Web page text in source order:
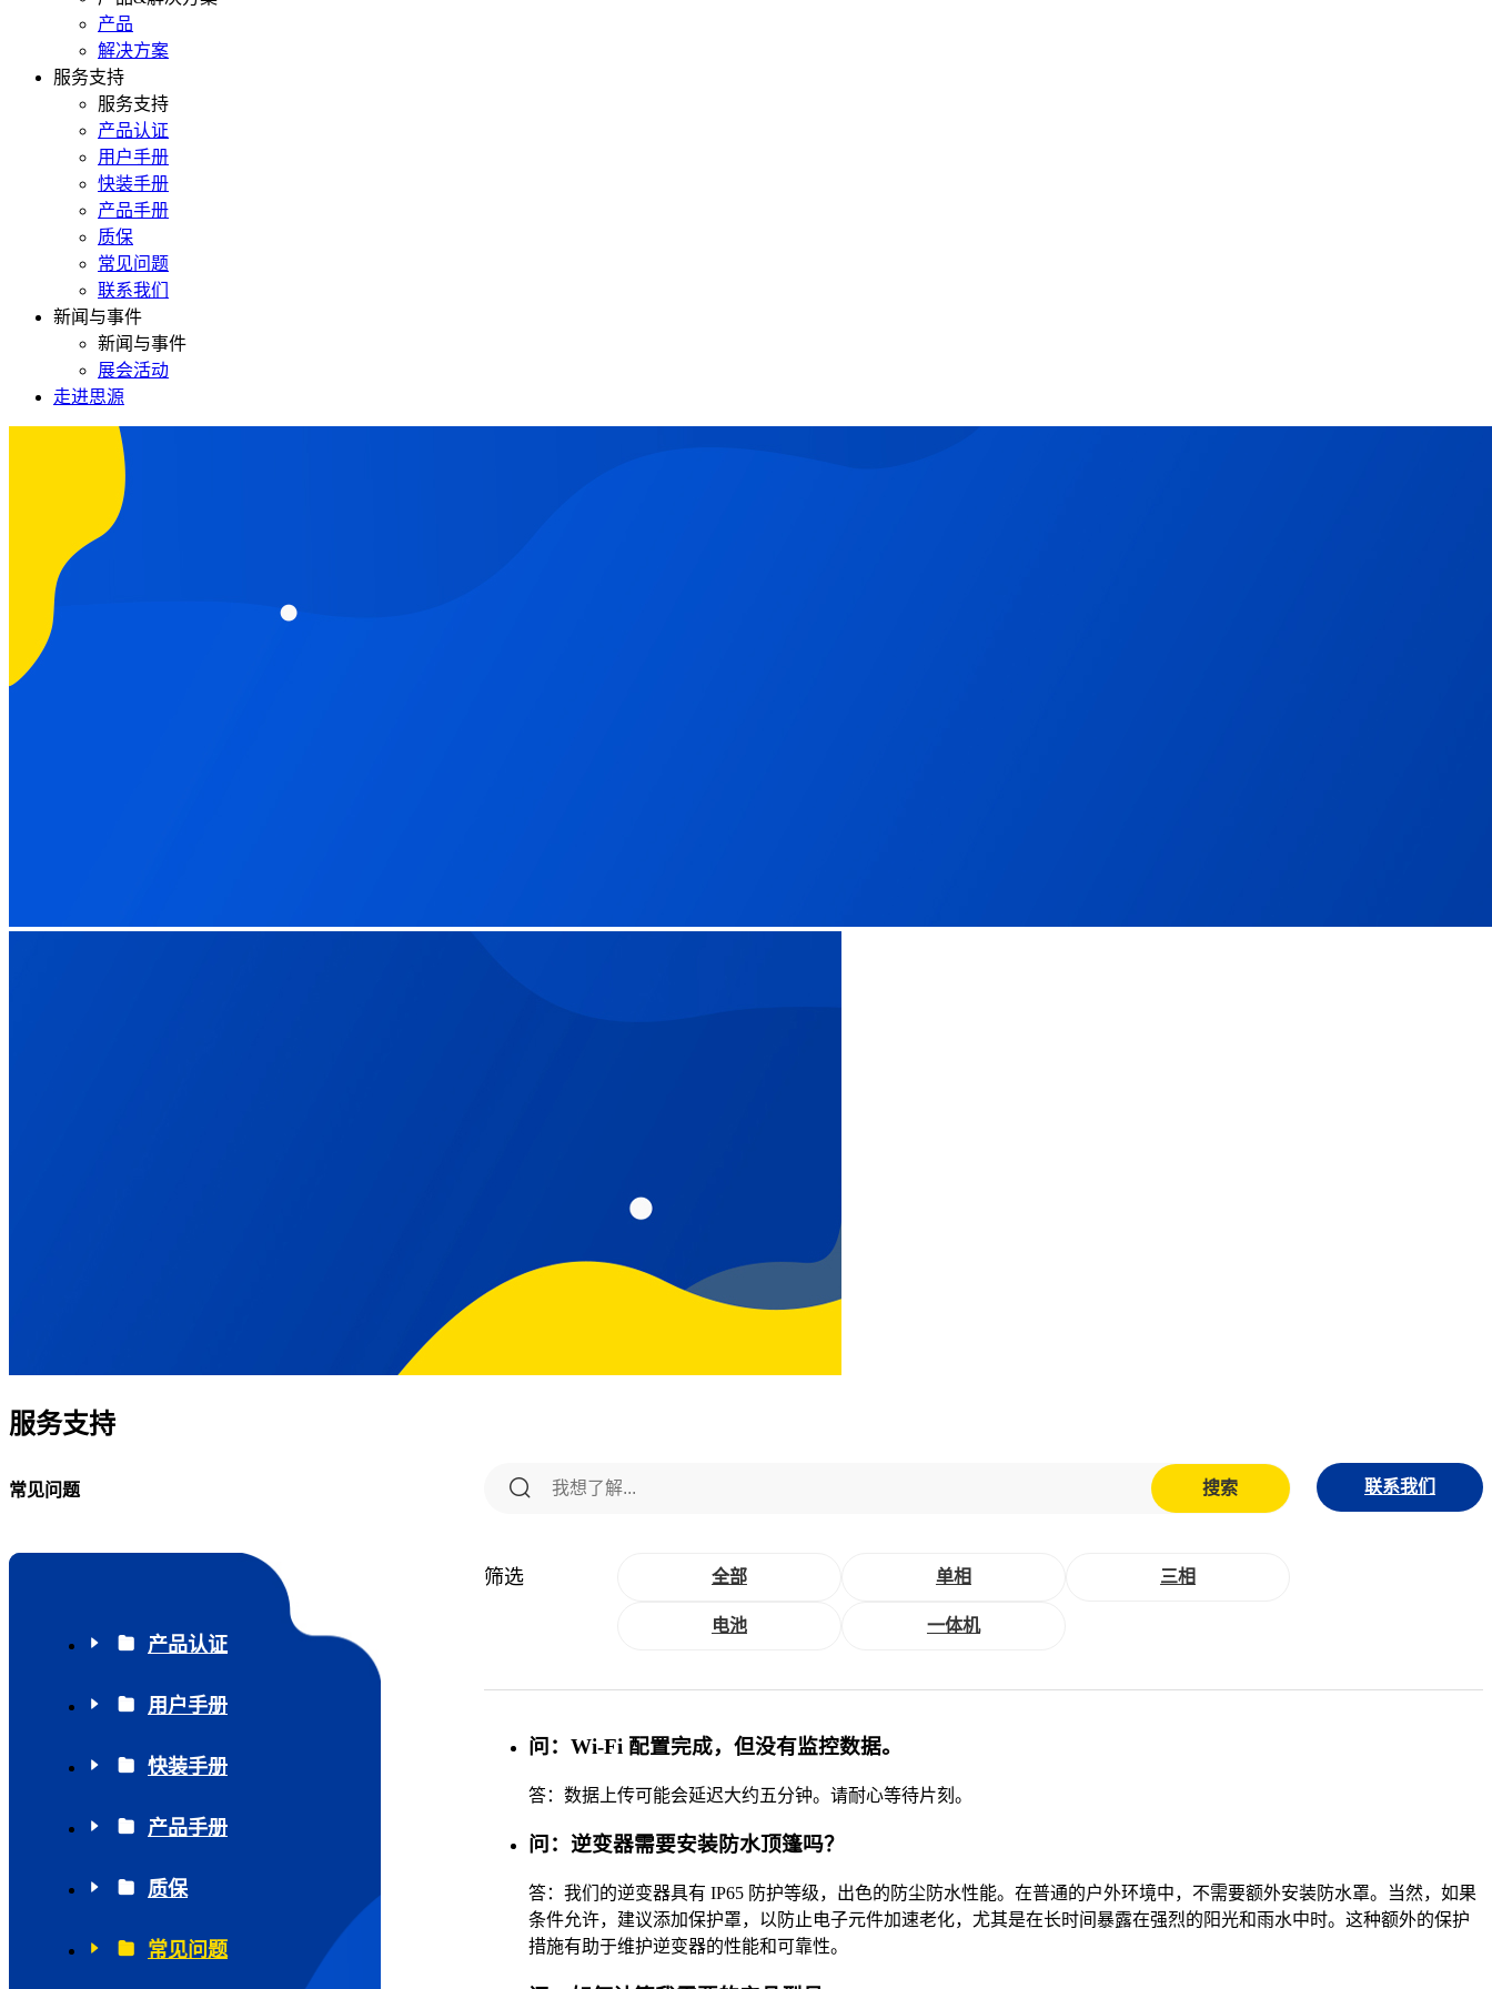
产品
解决方案
服务支持
服务支持
产品认证
用户手册
快装手册
产品手册
质保
常见问题
联系我们
新闻与事件
新闻与事件
展会活动
走进思源
服务支持
常见问题 搜索 联系我们
产品认证
用户手册
快装手册
产品手册
质保
常见问题
筛选 全部 单相 三相
电池 一体机
问：Wi-Fi 配置完成，但没有监控数据。
答：数据上传可能会延迟大约五分钟。请耐心等待片刻。
问：逆变器需要安装防水顶篷吗？
答：我们的逆变器具有 IP65 防护等级，出色的防尘防水性能。在普通的户外环境中，不需要额外安装防水罩。当然，如果
条件允许，建议添加保护罩，以防止电子元件加速老化，尤其是在长时间暴露在强烈的阳光和雨水中时。这种额外的保护
措施有助于维护逆变器的性能和可靠性。